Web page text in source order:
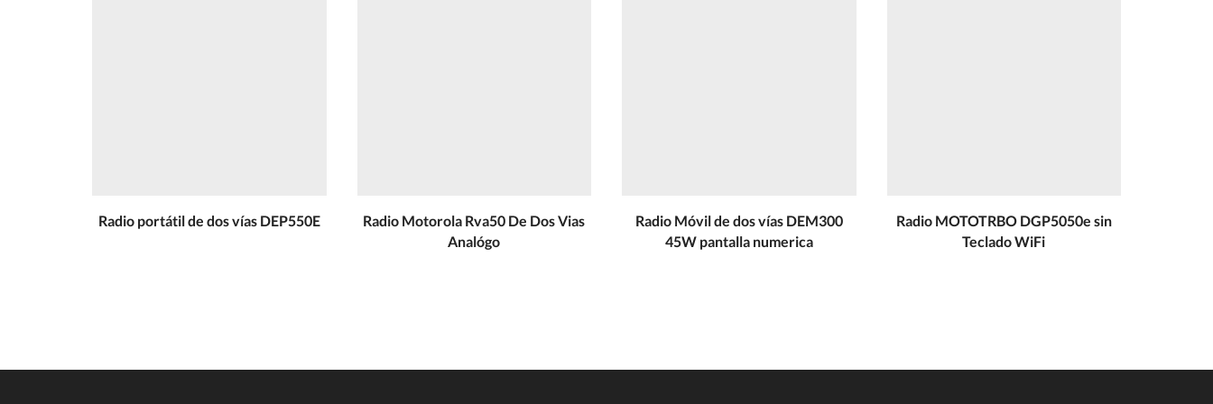
Radio portátil de dos vías DEP550E
Radio Motorola Rva50 De Dos Vias
Analógo
Radio Móvil de dos vías DEM300
45W pantalla numerica
Radio MOTOTRBO DGP5050e sin
Teclado WiFi